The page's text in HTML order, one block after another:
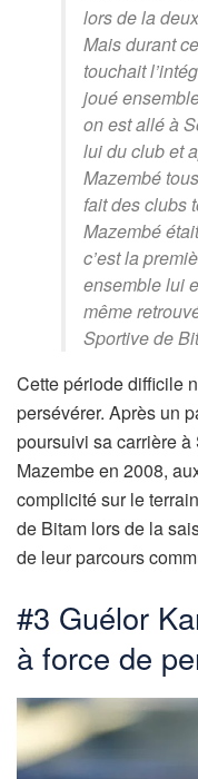
lors de la
Mais durant
touchait
joué
on est allé à
lui du club et
Mazembé
fait des clubs
Mazembé
c’est la
ensemble lui
même
Sportive de
Cette période difficile
persévérer. Après un
poursuivi sa carrière
Mazembe en 2008,
complicité sur le
de Bitam lors de la
de leur parcours
#3 Guélor
à force de